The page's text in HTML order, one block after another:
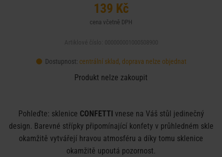
139 Kč
cena včetně DPH
Dostupnost: centrální sklad, doprava nelze objednat
Produkt nelze zakoupit
Pohleďte: sklenice CONFETTI vnese na Váš stůl jedinečný
design. Barevné střípky připomínající konfety v průhledném skle
okamžitě vytvářejí hravou atmosféru a díky tomu sklenice
okamžitě upoutá pozornost.